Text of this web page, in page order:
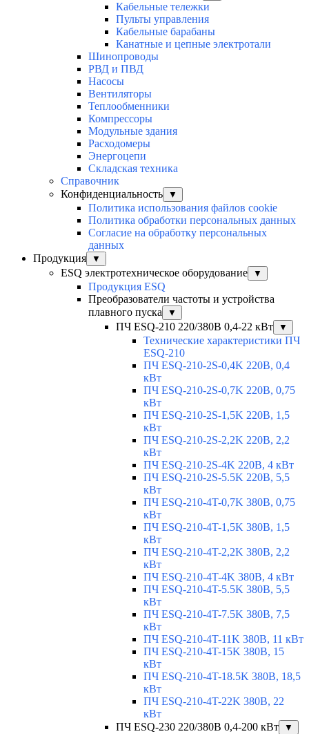
Кабельные тележки
Пульты управления
Кабельные барабаны
Канатные и цепные электротали
Шинопроводы
РВД и ПВД
Насосы
Вентиляторы
Теплообменники
Компрессоры
Модульные здания
Расходомеры
Энергоцепи
Складская техника
Справочник
Конфиденциальность
▼
Политика использования файлов cookie
Политика обработки персональных данных
Согласие на обработку персональных
данных
Продукция
▼
ESQ электротехническое оборудование ▼
Продукция ESQ
Преобразователи частоты и устройства
плавного пуска
▼
ПЧ ESQ-210 220/380В 0,4-22 кВт ▼
Технические характеристики ПЧ
ESQ-210
ПЧ ESQ-210-2S-0,4K 220В, 0,4
кВт
ПЧ ESQ-210-2S-0,7K 220В, 0,75
кВт
ПЧ ESQ-210-2S-1,5K 220В, 1,5
кВт
ПЧ ESQ-210-2S-2,2K 220В, 2,2
кВт
ПЧ ESQ-210-2S-4K 220В, 4 кВт
ПЧ ESQ-210-2S-5.5K 220В, 5,5
кВт
ПЧ ESQ-210-4T-0,7K 380В, 0,75
кВт
ПЧ ESQ-210-4T-1,5K 380В, 1,5
кВт
ПЧ ESQ-210-4T-2,2K 380В, 2,2
кВт
ПЧ ESQ-210-4T-4K 380В, 4 кВт
ПЧ ESQ-210-4T-5.5K 380В, 5,5
кВт
ПЧ ESQ-210-4T-7.5K 380В, 7,5
кВт
ПЧ ESQ-210-4T-11K 380В, 11 кВт
ПЧ ESQ-210-4T-15K 380В, 15
кВт
ПЧ ESQ-210-4T-18.5K 380В, 18,5
кВт
ПЧ ESQ-210-4T-22K 380В, 22
кВт
ПЧ ESQ-230 220/380В 0,4-200 кВт
▼